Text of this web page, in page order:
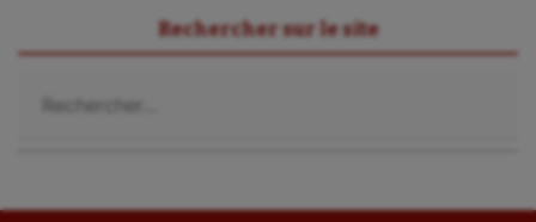
VoileRechercher sur le site